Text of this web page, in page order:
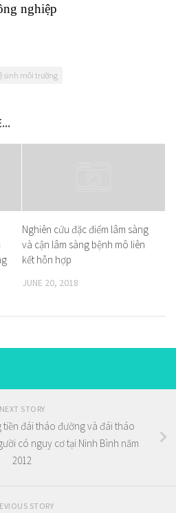
nghiệp
sinh môi trường
Nghiên cứu đặc điểm lâm sàng
và cận lâm sàng bệnh mô liên
kết hỗn hợp
JUNE 20, 2018
NEXT STORY
tiền đái tháo đường và đái tháo
có nguy cơ tại Ninh Bình năm
2012
STORY